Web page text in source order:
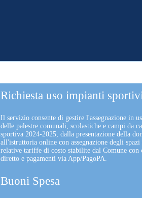
Richiesta uso impianti sportivi
Il servizio consente di gestire l'assegnazione in
delle palestre comunali, scolastiche e campi da
sportiva 2024-2025, dalla presentazione della
all'istruttoria online con assegnazione degli
relative tariffe di costo stabilite dal Comune con
diretto e pagamenti via App/PagoPA.
Buoni Spesa